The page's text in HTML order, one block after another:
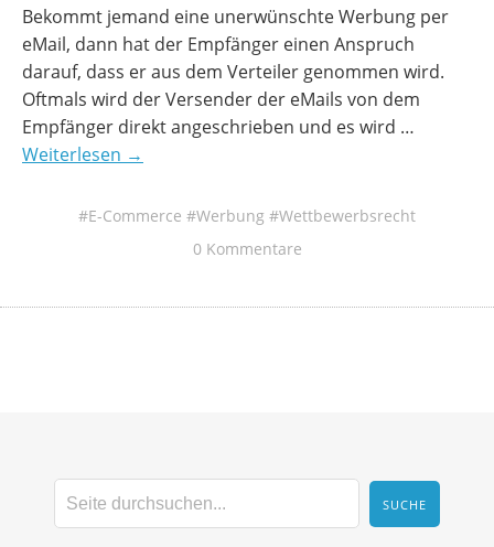
Bekommt jemand eine unerwünschte Werbung per
eMail, dann hat der Empfänger einen Anspruch
darauf, dass er aus dem Verteiler genommen wird.
Oftmals wird der Versender der eMails von dem
Empfänger direkt angeschrieben und es wird …
Weiterlesen →
E-Commerce Werbung
Wettbewerbsrecht
0 Kommentare